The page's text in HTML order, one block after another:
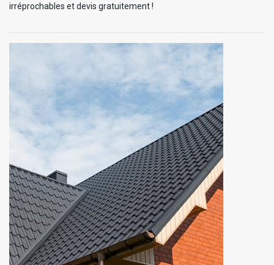
irréprochables et devis gratuitement !